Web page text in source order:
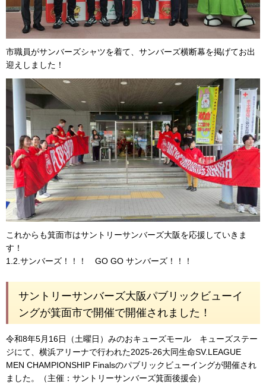
市職員がサンバーズシャツを着て、サンバーズ横断幕を掲げてお出
迎えしました！
これからも箕面市はサントリーサンバーズ大阪を応援していきま
す！
1.2.サンバーズ！！！ GO GO サンバーズ！！！
サントリーサンバーズ大阪パブリックビューイ
ングが箕面市で開催で開催されました！
令和8年5月16日（土曜日）みのおキューズモール キューズステー
ジにて、横浜アリーナで行われた2025-26大同生命SV.LEAGUE
MEN CHAMPIONSHIP Finalsのパブリックビューイングが開催され
ました。（主催：サントリーサンバーズ箕面後援会）